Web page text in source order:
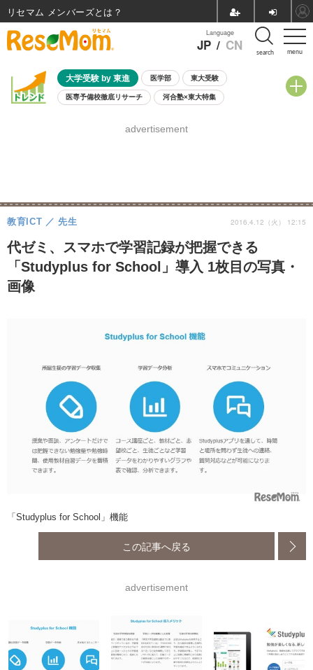
menu
Language
JP / CN search
大学受験 by 東進 医学部 東大受験
医専予備校徹底リサーチ 河合塾×東大特集
8月開催学校説明会・相談会
advertisement
代ゼミ、スマホで学習記録が把握できる
「Studyplus for School」導入 1枚目の写真・
画像
教育ICT 先生 2016.4.12（火） 12:15
「Studyplus for School」機能
この記事へ戻る
advertisement
リセマム メンバーズ